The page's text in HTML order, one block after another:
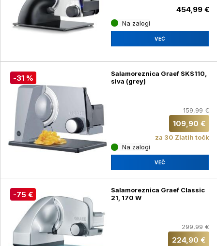
454,99 €
Na zalogi
VEČ
-31 %
Salamoreznica Graef SKS110,
siva (grey)
159,99 €
109,90 €
za 30 Zlatih točk
Na zalogi
VEČ
-75 €
Salamoreznica Graef Classic
21, 170 W
299,99 €
224,90 €